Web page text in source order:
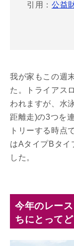
引用：公益
我が家もこの週
た。トライアス
われますが、水
距離走)の3つを
トリーする時点
はAタイプBタイ
した。
今年のレー
ちにとって